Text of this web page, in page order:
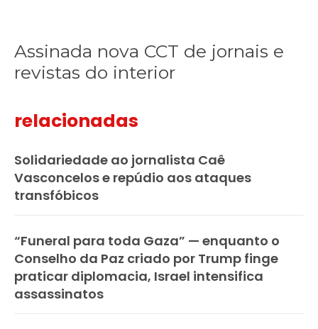
Assinada nova CCT de jornais e
revistas do interior
relacionadas
Solidariedade ao jornalista Caê
Vasconcelos e repúdio aos ataques
transfóbicos
“Funeral para toda Gaza” — enquanto o
Conselho da Paz criado por Trump finge
praticar diplomacia, Israel intensifica
assassinatos